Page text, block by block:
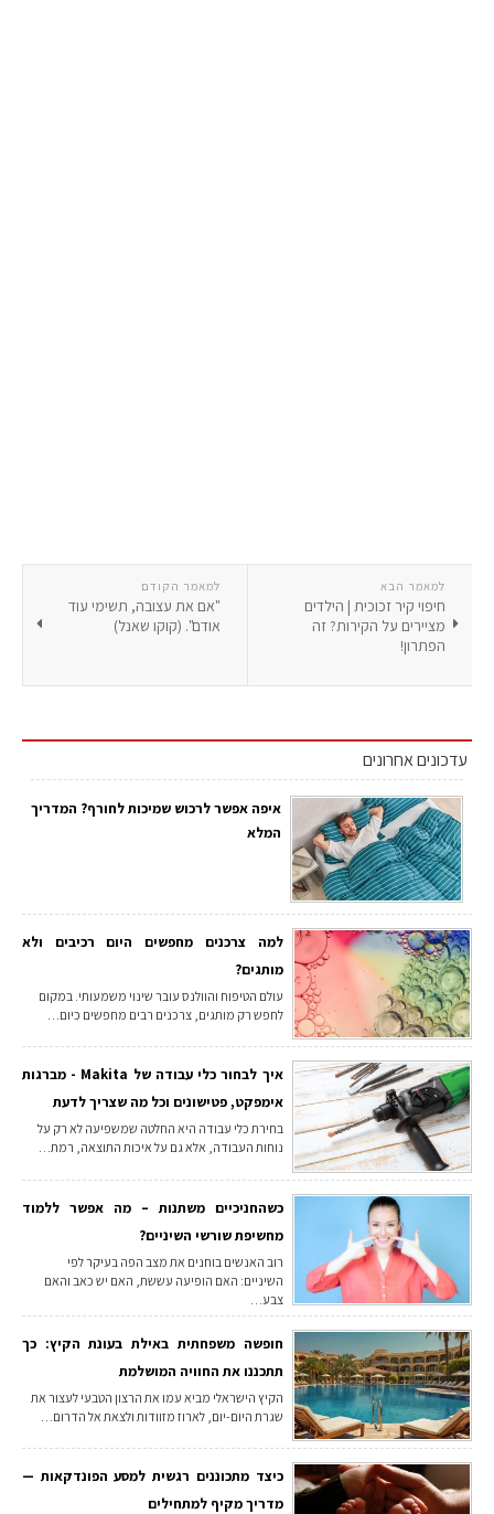
למאמר הקודם
"אם את עצובה, תשימי עוד
אודם". (קוקו שאנל)
למאמר הבא
חיפוי קיר זכוכית | הילדים
מציירים על הקירות? זה
הפתרון!
עדכונים אחרונים
איפה אפשר לרכוש שמיכות לחורף? המדריך
המלא
למה צרכנים מחפשים היום רכיבים ולא
מותגים?
עולם הטיפוח והוולנס עובר שינוי משמעותי. במקום
לחפש רק מותגים, צרכנים רבים מחפשים כיום…
איך לבחור כלי עבודה של Makita - מברגות
אימפקט, פטישונים וכל מה שצריך לדעת
בחירת כלי עבודה היא החלטה שמשפיעה לא רק על
נוחות העבודה, אלא גם על איכות התוצאה, רמת…
כשהחניכיים משתנות – מה אפשר ללמוד
מחשיפת שורשי השיניים?
רוב האנשים בוחנים את מצב הפה בעיקר לפי
השיניים: האם הופיעה עששת, האם יש כאב והאם
צבע…
חופשה משפחתית באילת בעונת הקיץ: כך
תתכננו את החוויה המושלמת
הקיץ הישראלי מביא עמו את הרצון הטבעי לעצור את
שגרת היום-יום, לארוז מזוודות ולצאת אל הדרום…
כיצד מתכוננים רגשית למסע הפונדקאות —
מדריך מקיף למתחילים